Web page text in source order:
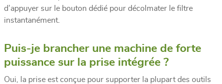
d’appuyer sur le bouton dédié pour décolmater le filtre
instantanément.
Puis-je brancher une machine de forte
puissance sur la prise intégrée ?
Oui, la prise est conçue pour supporter la plupart des outils